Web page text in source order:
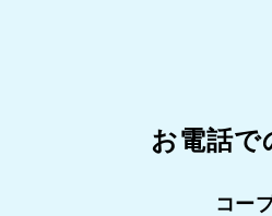
お電話で
コー